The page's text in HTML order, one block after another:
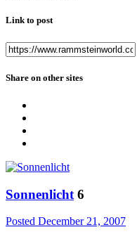
Link to post
Share on other sites
Sonnenlicht 6
Posted December 21, 2007